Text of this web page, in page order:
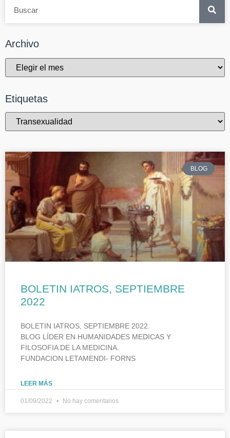
Archivo
Etiquetas
BLOG
BOLETIN IATROS, SEPTIEMBRE
2022
BOLETIN IATROS, SEPTIEMBRE 2022.
BLOG LÍDER EN HUMANIDADES MEDICAS Y
FILOSOFIA DE LA MEDICINA.
FUNDACION LETAMENDI- FORNS
LEER MÁS
01/09/2022 No hay comentarios